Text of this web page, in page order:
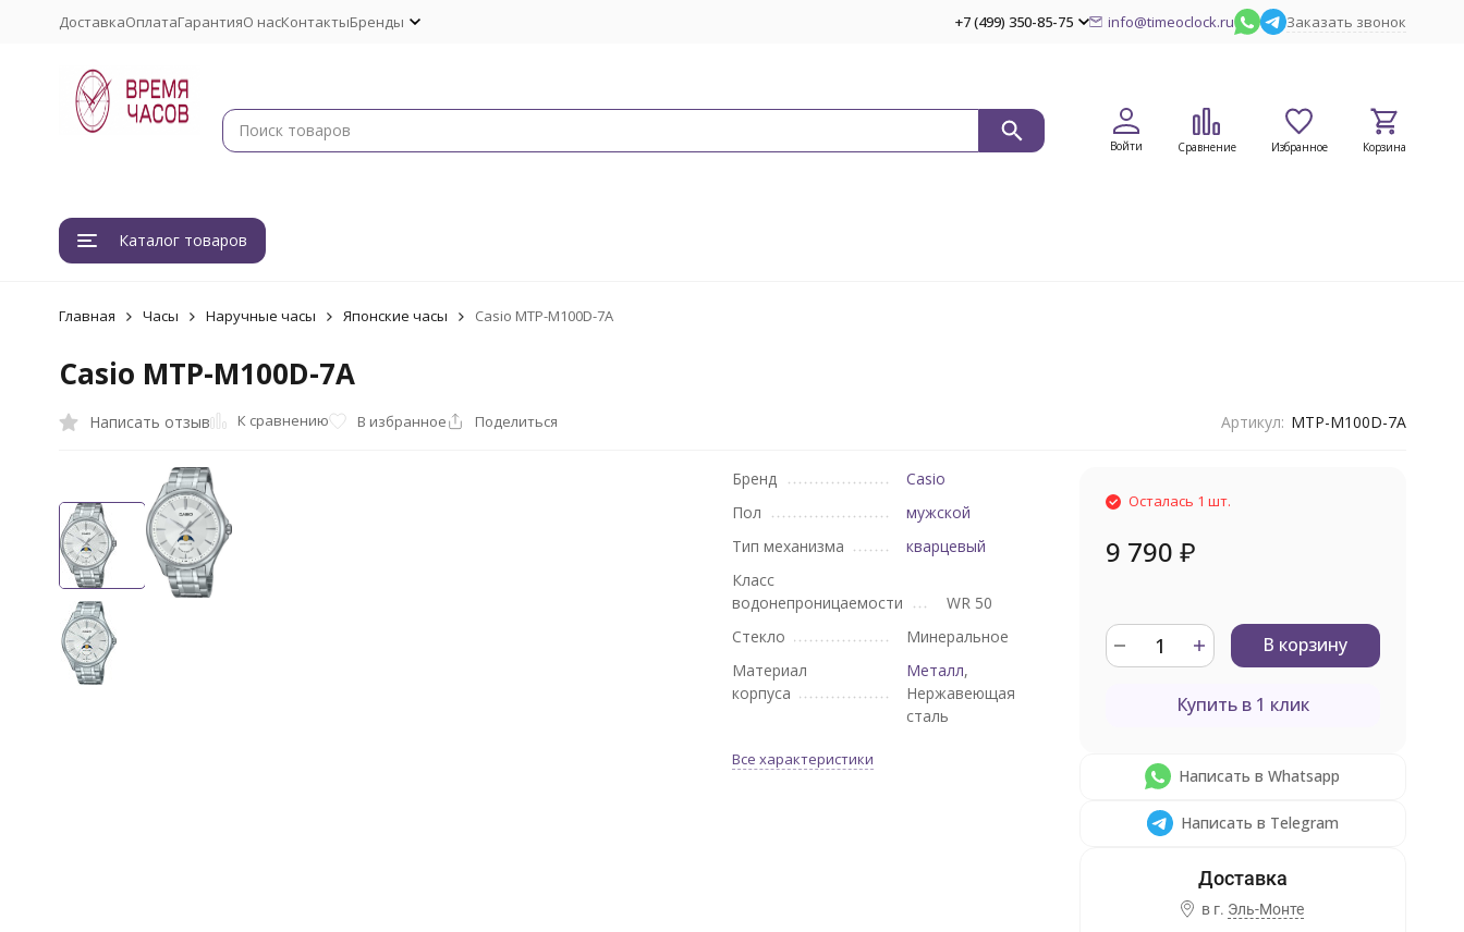
ДоставкаОплатаГарантияО насКонтактыБренды +7 (499) 350-85-75 info@timeoclock.ru Заказать звонок
Войти Сравнение Избранное Корзина
Каталог товаров
Главная Часы Наручные часы Японские часы Casio MTP-M100D-7A
Casio MTP-M100D-7A
Написать отзыв К сравнению В избранное Поделиться Артикул: MTP-M100D-7A
Бренд
Casio
Пол
мужской
Тип механизма
кварцевый
Класс
водонепроницаемости
WR 50
Стекло
Минеральное
Материал
корпуса
Металл,
Нержавеющая
сталь
Все характеристики
Осталась 1 шт.
9 790 ₽
В корзину
Купить в 1 клик
Написать в Whatsapp
Написать в Telegram
в г. Эль-Монте